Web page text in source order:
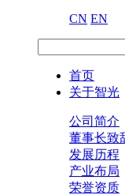
CN EN
首页
关于智光
公司简介
董事长致
发展历程
产业布局
荣誉资质